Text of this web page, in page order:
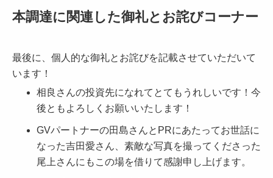
本調達に関連した御礼とお詫びコーナー
最後に、個人的な御礼とお詫びを記載させていただいて
います！
相良さんの投資先になれてとてもうれしいです！今
後ともよろしくお願いいたします！
GVパートナーの田島さんとPRにあたってお世話に
なった吉田愛さん、素敵な写真を撮ってくださった
尾上さんにもこの場を借りて感謝申し上げます。